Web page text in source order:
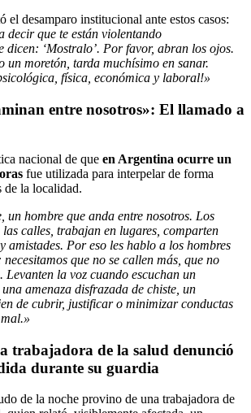
el desamparo institucional ante estos casos:
decir que te están violentando
dicen: ‘Mostralo’. Por favor, abran los ojos.
un moretón, tarda muchísimo en sanar.
física, económica y laboral!»
entre nosotros»: El llamado a
nacional de que en Argentina ocurre un
fue utilizada para interpelar de forma
de la localidad.
un hombre que anda entre nosotros. Los
las calles, trabajan en lugares, comparten
amistades. Por eso les hablo a los hombres
que no se callen más, que no
la voz cuando escuchan un
amenaza disfrazada de chiste, un
de cubrir, justificar o minimizar conductas
trabajadora de la salud denunció
durante su guardia
de la noche provino de una trabajadora de